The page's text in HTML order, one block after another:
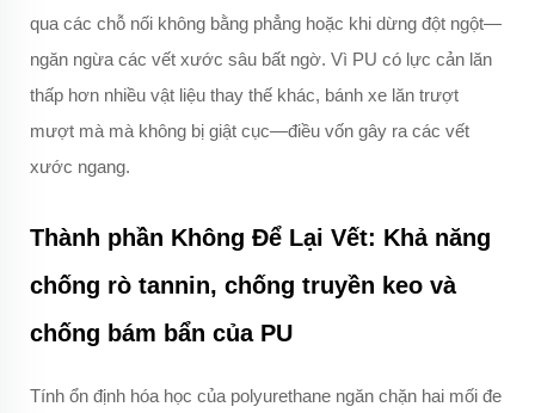
qua các chỗ nối không bằng phẳng hoặc khi dừng đột ngột—
ngăn ngừa các vết xước sâu bất ngờ. Vì PU có lực cản lăn
thấp hơn nhiều vật liệu thay thế khác, bánh xe lăn trượt
mượt mà mà không bị giật cục—điều vốn gây ra các vết
xước ngang.
Thành phần Không Để Lại Vết: Khả năng
chống rò tannin, chống truyền keo và
chống bám bẩn của PU
Tính ổn định hóa học của polyurethane ngăn chặn hai mối đe